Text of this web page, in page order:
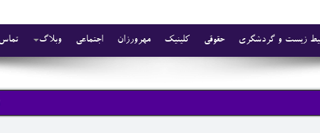
تماس وبلاگ اجتماعی مهرورزان کلینیک حقوقی زیست و گردشگری